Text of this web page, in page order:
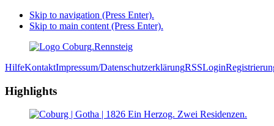
Skip to navigation (Press Enter).
Skip to main content (Press Enter).
HilfeKontaktImpressum/DatenschutzerklärungRSSLogin
Highlights